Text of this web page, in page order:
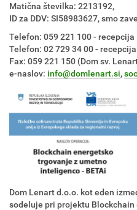
Matična številka: 2213192,
ID za DDV: SI58983627, smo
Telefon: 059 221 100 - recepcija
Telefon: 02 729 34 00 -
Fax: 059 221 150 (Dom sv.
e-naslov: info@domlenart.si,
Dom Lenart d.o.o. kot eden
sodeluje pri projektu